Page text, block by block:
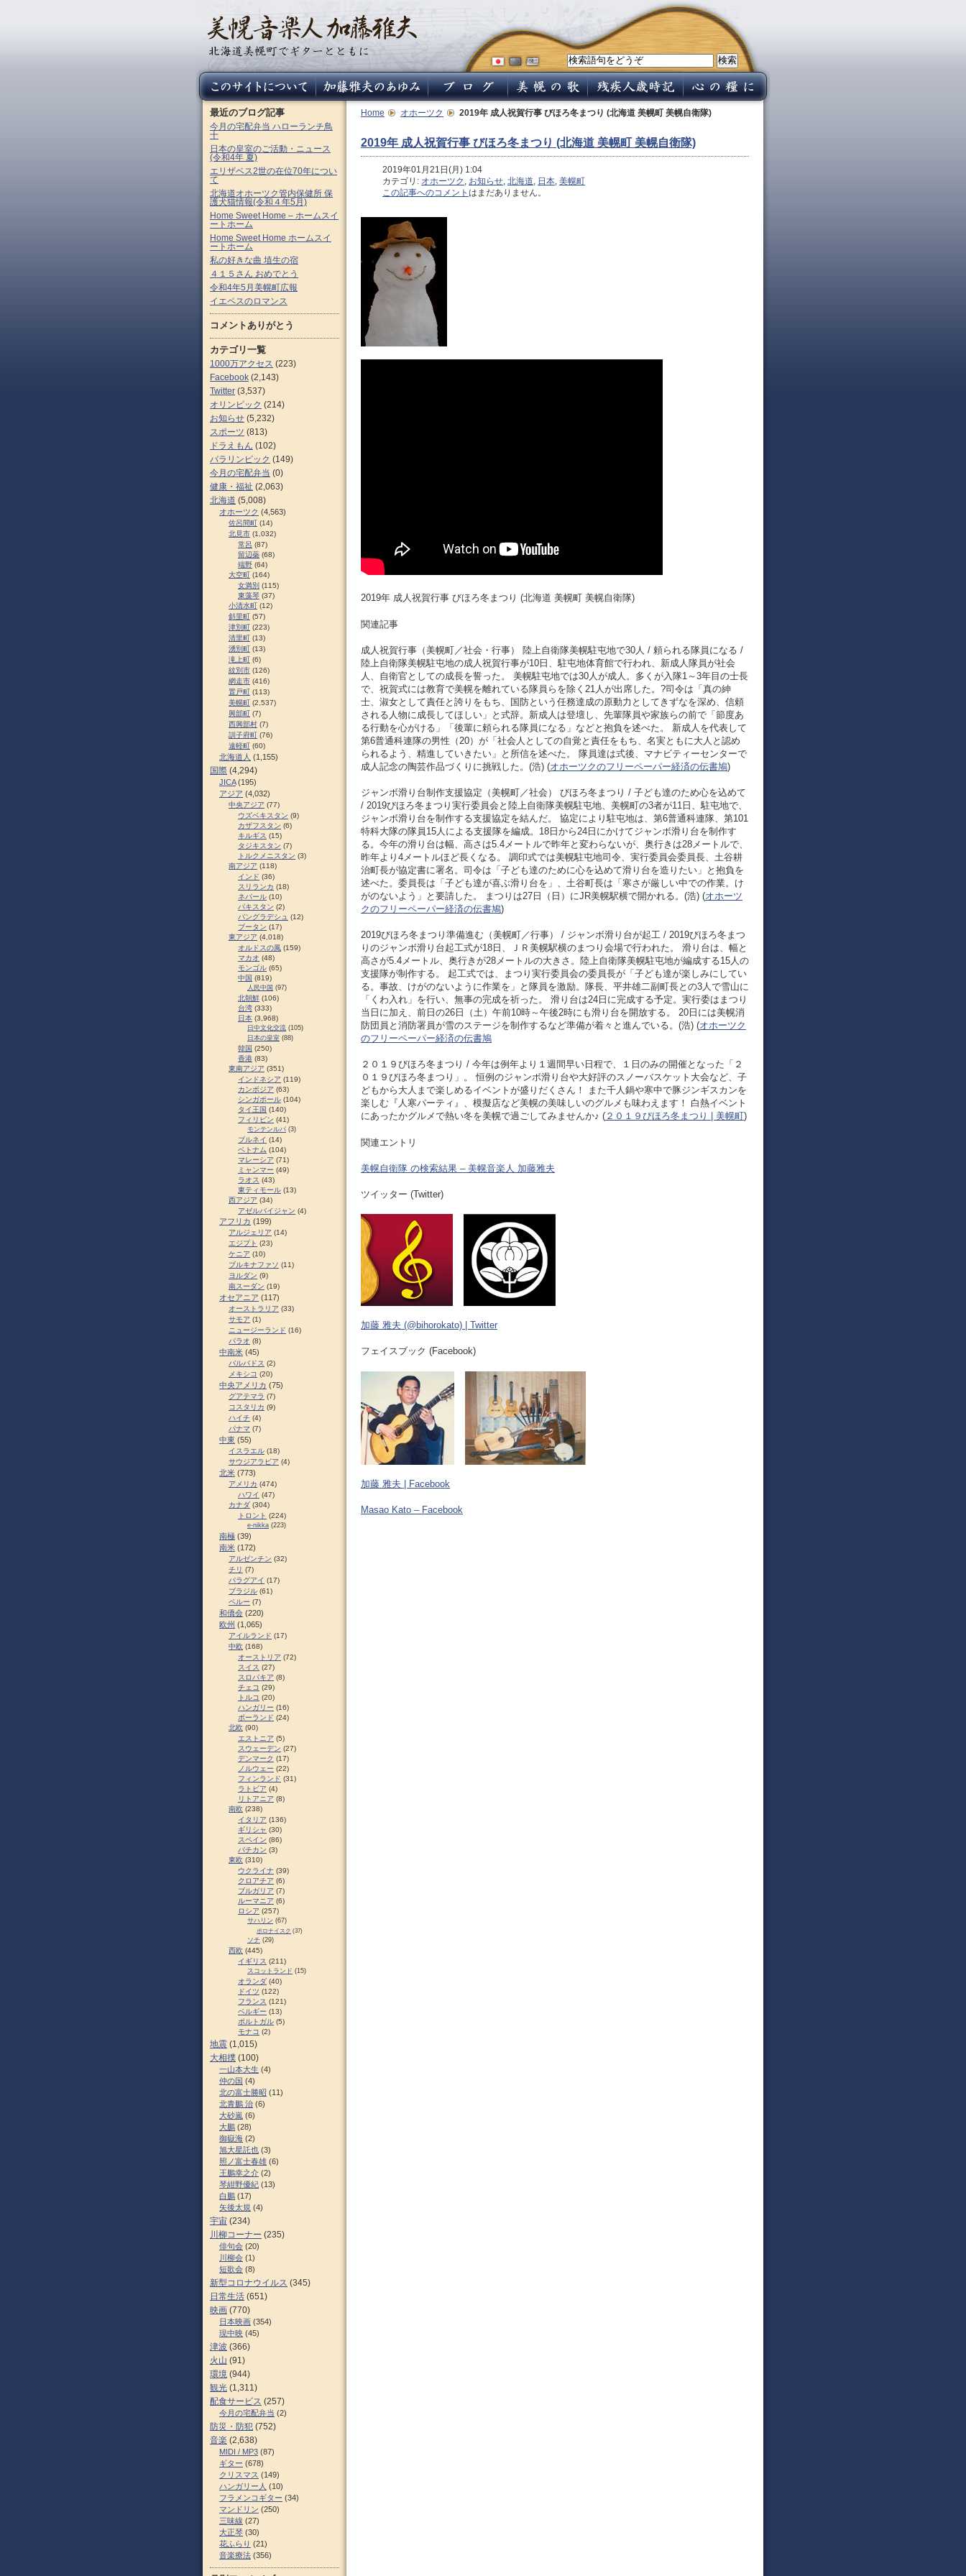
Home オホーツク 2019年 成人祝賀行事 びほろ冬まつり (北海道 美幌町 美幌自衛隊)
2019年 成人祝賀行事 びほろ冬まつり (北海道 美幌町 美幌自衛隊)
2019年01月21日(月) 1:04
カテゴリ: オホーツク , お知らせ, 北海道, 日本, 美幌町
この記事へのコメント はまだありません。
2019年 成人祝賀行事 びほろ冬まつり (北海道 美幌町 美幌自衛隊)
関連記事
成人祝賀行事（美幌町／社会・行事） 陸上自衛隊美幌駐屯地で30人 / 頼られる隊員になる /
陸上自衛隊美幌駐屯地の成人祝賀行事が10日、駐屯地体育館で行われ、新成人隊員が社会
人、自衛官としての成長を誓った。 美幌駐屯地では30人が成人。多くが入隊1～3年目の士長
で、祝賀式には教育で美幌を離れている隊員らを除く21人が出席した。?司令は「真の紳
士、淑女として責任と誇りをもち、国防という任務達成の原動力としてきずなを深め、信頼
される人物に成長してほしい」と式辞。新成人は登壇し、先輩隊員や家族らの前で「節度あ
る行動を心がける」「後輩に頼られる隊員になる」などと抱負を述べた。 新成人を代表して
第6普通科連隊の男性（20）が「社会人としての自覚と責任をもち、名実ともに大人と認め
られるよう、精進していきたい」と所信を述べた。 隊員達は式後、マナビティーセンターで
成人記念の陶芸作品づくりに挑戦した。(浩) (オホーツクのフリーペーパー経済の伝書鳩)
ジャンボ滑り台制作支援協定（美幌町／社会） びほろ冬まつり / 子ども達のため心を込めて
/ 2019びほろ冬まつり実行委員会と陸上自衛隊美幌駐屯地、美幌町の3者が11日、駐屯地で、
ジャンボ滑り台を制作する支援協定を結んだ。 協定により駐屯地は、第6普通科連隊、第101
特科大隊の隊員15人による支援隊を編成。18日から24日にかけてジャンボ滑り台を制作す
る。今年の滑り台は幅、高さは5.4メートルで昨年と変わらないが、奥行きは28メートルで、
昨年より4メートルほど長くなる。 調印式では美幌駐屯地司令、実行委員会委員長、土谷耕
治町長が協定書に署名。司令は「子ども達のために心を込めて滑り台を造りたい」と抱負を
述べた。委員長は「子ども達が喜ぶ滑り台を」、土谷町長は「寒さが厳しい中での作業。け
がのないよう」と要請した。 まつりは27日（日）にJR美幌駅横で開かれる。(浩) (オホーツ
クのフリーペーパー経済の伝書鳩)
2019びほろ冬まつり準備進む（美幌町／行事） / ジャンボ滑り台が起工 / 2019びほろ冬まつ
りのジャンボ滑り台起工式が18日、ＪＲ美幌駅横のまつり会場で行われた。 滑り台は、幅と
高さが5.4メートル、奥行きが28メートルの大きさ。陸上自衛隊美幌駐屯地が編成する15人の
支援隊が制作する。 起工式では、まつり実行委員会の委員長が「子ども達が楽しみにしてい
る。事故、けがのないように作業を」と隊員を激励。隊長、平井雄二副町長との3人で雪山に
「くわ入れ」を行い、無事の完成を祈った。 滑り台は24日に完成する予定。実行委はまつり
当日に加え、前日の26日（土）午前10時～午後2時にも滑り台を開放する。 20日には美幌消
防団員と消防署員が雪のステージを制作するなど準備が着々と進んでいる。(浩) (オホーツク
のフリーペーパー経済の伝書鳩
２０１９びほろ冬まつり / 今年は例年より１週間早い日程で、１日のみの開催となった「２
０１９びほろ冬まつり」。 恒例のジャンボ滑り台や大好評のスノーバスケット大会など、子
どもから大人まで楽しめるイベントが盛りだくさん！ また千人鍋や寒中で豚ジンギスカンを
楽しむ『人寒パーティ』、模擬店など美幌の美味しいのグルメも味わえます！ 白熱イベント
にあったかグルメで熱い冬を美幌で過ごしてみませんか♪ ( ２０１９びほろ冬まつり | 美幌町)
関連エントリ
美幌自衛隊 の検索結果 – 美幌音楽人 加藤雅夫
ツイッター (Twitter)
加藤 雅夫 (@bihorokato) | Twitter
フェイスブック (Facebook)
加藤 雅夫 | Facebook
Masao Kato – Facebook
最近のブログ記事
今月の宅配弁当 ハローランチ鳥
十
日本の皇室のご活動・ニュース
(令和4年 夏)
エリザベス2世の在位70年につい
て
北海道オホーツク管内保健所 保
護犬猫情報(令和４年5月)
Home Sweet Home – ホームスイ
ートホーム
Home Sweet Home ホームスイ
ートホーム
私の好きな曲 埴生の宿
４１５さん おめでとう
令和4年5月美幌町広報
イエペスのロマンス
コメントありがとう
カテゴリ一覧
1000万アクセス (223)
Facebook (2,143)
Twitter (3,537)
オリンピック (214)
お知らせ (5,232)
スポーツ (813)
ドラえもん (102)
パラリンピック (149)
今月の宅配弁当 (0)
健康・福祉 (2,063)
北海道 (5,008)
オホーツク (4,563)
佐呂間町 (14)
北見市 (1,032)
常呂 (87)
留辺蘂 (68)
端野 (64)
大空町 (164)
女満別 (115)
東藻琴 (37)
小清水町 (12)
斜里町 (57)
津別町 (223)
清里町 (13)
湧別町 (13)
滝上町 (6)
紋別市 (126)
網走市 (416)
置戸町 (113)
美幌町 (2,537)
興部町 (7)
西興部村 (7)
訓子府町 (76)
遠軽町 (60)
北海道人 (1,155)
国際 (4,294)
JICA(195)
アジア (4,032)
中央アジア (77)
ウズベキスタン (9)
カザフスタン (6)
キルギス (15)
タジキスタン (7)
トルクメニスタン (3)
南アジア (118)
インド (36)
スリランカ (18)
ネパール (10)
パキスタン (2)
バングラデシュ (12)
ブータン (17)
東アジア (4,018)
オルドスの風 (159)
マカオ (48)
モンゴル (65)
中国 (819)
人民中国 (97)
北朝鮮 (106)
台湾 (333)
日本 (3,968)
日中文化交流 (105)
日本の皇室 (88)
韓国 (250)
香港 (83)
東南アジア (351)
インドネシア (119)
カンボジア (63)
シンガポール (104)
タイ王国 (140)
フィリピン (41)
モンテンルパ (3)
ブルネイ (14)
ベトナム (104)
マレーシア (71)
ミャンマー (49)
ラオス (43)
東ティモール (13)
西アジア (34)
アゼルバイジャン (4)
アフリカ (199)
アルジェリア (14)
エジプト (23)
ケニア (10)
ブルキナファソ (11)
ヨルダン (9)
南スーダン (19)
オセアニア (117)
オーストラリア (33)
サモア (1)
ニュージーランド (16)
パラオ (8)
中南米 (45)
バルバドス (2)
メキシコ (20)
中央アメリカ (75)
グアテマラ (7)
コスタリカ (9)
ハイチ (4)
パナマ (7)
中東 (55)
イスラエル (18)
サウジアラビア (4)
北米 (773)
アメリカ (474)
ハワイ (47)
カナダ (304)
トロント (224)
e-nikka (223)
南極 (39)
南米 (172)
アルゼンチン (32)
チリ (7)
パラグアイ (17)
ブラジル (61)
ペルー (7)
和僑会 (220)
欧州 (1,065)
アイルランド (17)
中欧 (168)
オーストリア (72)
スイス (27)
スロパキア (8)
チェコ (29)
トルコ (20)
ハンガリー (16)
ポーランド (24)
北欧 (90)
エストニア (5)
スウェーデン (27)
デンマーク (17)
ノルウェー (22)
フィンランド (31)
ラトビア (4)
リトアニア (8)
南欧 (238)
イタリア (136)
ギリシャ (30)
スペイン (86)
バチカン (3)
東欧 (310)
ウクライナ (39)
クロアチア (6)
ブルガリア (7)
ルーマニア (6)
ロシア (257)
サハリン (67)
ポロナイスク (37)
ソチ (29)
西欧 (445)
イギリス (211)
スコットランド (15)
オランダ (40)
ドイツ (122)
フランス (121)
ベルギー (13)
ポルトガル (5)
モナコ (2)
地震 (1,015)
大相撲 (100)
一山本大生 (4)
仲の国 (4)
北の富士勝昭 (11)
北青鵬 治 (6)
大砂嵐 (6)
大鵬 (28)
御嶽海 (2)
旭大星託也 (3)
照ノ富士春雄 (6)
王鵬幸之介 (2)
琴紺野優紀 (13)
白鵬 (17)
矢後太規 (4)
宇宙 (234)
川柳コーナー (235)
俳句会 (20)
川柳会 (1)
短歌会 (8)
新型コロナウイルス (345)
日常生活 (651)
映画 (770)
日本映画 (354)
現中映 (45)
津波 (366)
火山 (91)
環境 (944)
観光 (1,311)
配食サービス (257)
今月の宅配弁当 (2)
防災・防犯 (752)
音楽 (2,638)
MIDI / MP3 (87)
ギター (678)
クリスマス (149)
ハンガリー人 (10)
フラメンコギター (34)
マンドリン (250)
三味線 (27)
大正琴 (30)
花ふらり (21)
音楽療法 (356)